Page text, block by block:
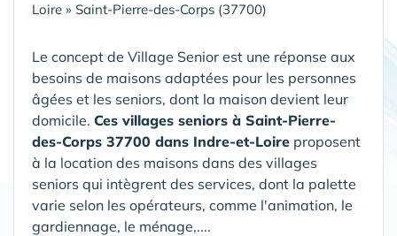
Loire » Saint-Pierre-des-Corps (37700)
Le concept de Village Senior est une réponse aux
besoins de maisons adaptées pour les personnes
âgées et les seniors, dont la maison devient leur
domicile. Ces villages seniors à Saint-Pierre-
des-Corps 37700 dans Indre-et-Loire proposent
à la location des maisons dans des villages
seniors qui intègrent des services, dont la palette
varie selon les opérateurs, comme l'animation, le
gardiennage, le ménage,....